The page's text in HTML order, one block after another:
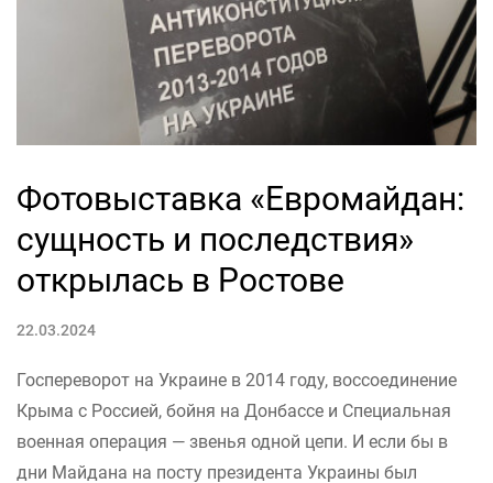
Фотовыставка «Евромайдан:
сущность и последствия»
открылась в Ростове
22.03.2024
Госпереворот на Украине в 2014 году, воссоединение
Крыма с Россией, бойня на Донбассе и Специальная
военная операция — звенья одной цепи. И если бы в
дни Майдана на посту президента Украины был